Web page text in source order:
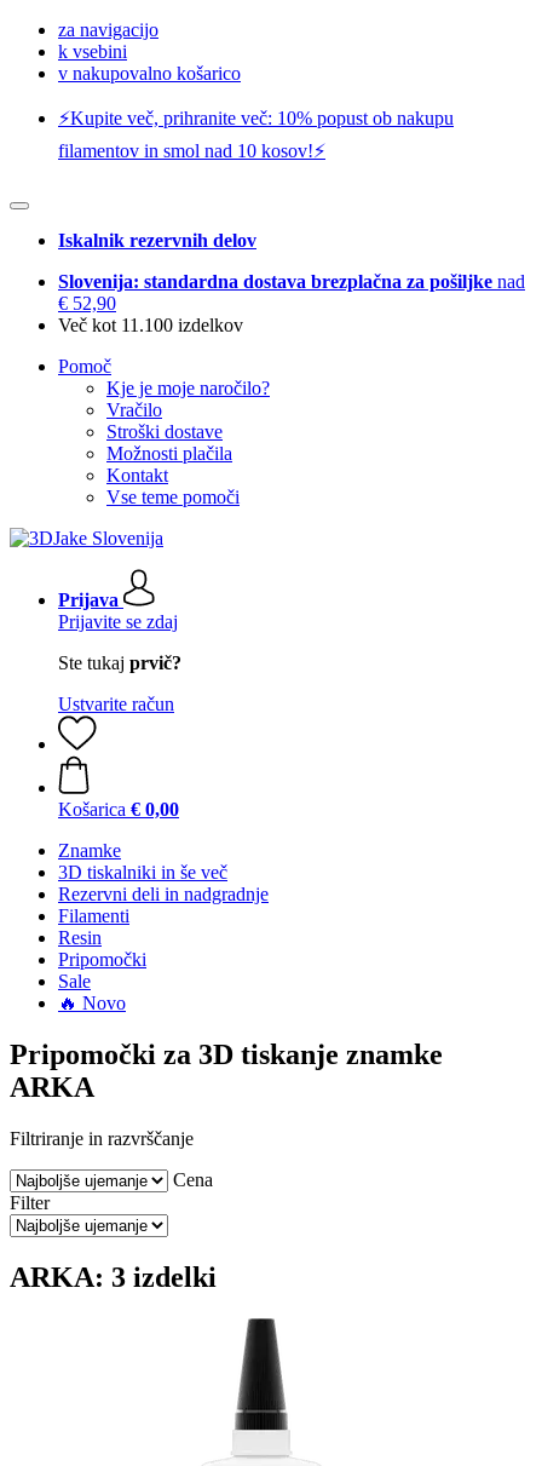
za navigacijo
k vsebini
v nakupovalno košarico
⚡️Kupite več, prihranite več: 10% popust ob nakupu
filamentov in smol nad 10 kosov!⚡️
Iskalnik rezervnih delov
Slovenija: standardna dostava brezplačna za pošiljke nad
€ 52,90
Več kot 11.100 izdelkov
Pomoč
Kje je moje naročilo?
Vračilo
Stroški dostave
Možnosti plačila
Kontakt
Vse teme pomoči
Prijava
Prijavite se zdaj
Ste tukaj prvič?
Ustvarite račun
Košarica € 0,00
Znamke
3D tiskalniki in še več
Rezervni deli in nadgradnje
Filamenti
Resin
Pripomočki
Sale
🔥 Novo
Pripomočki za 3D tiskanje znamke
ARKA
Filtriranje in razvrščanje
Cena
Filter
ARKA: 3 izdelki